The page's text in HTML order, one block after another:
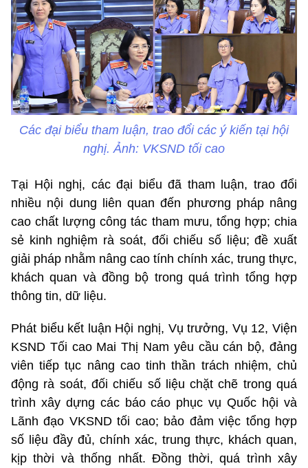
Các đại biểu tham luận, trao đổi các ý kiến tại hội
nghị. Ảnh: VKSND tối cao
Tại Hội nghị, các đại biểu đã tham luận, trao đổi
nhiều nội dung liên quan đến phương pháp nâng
cao chất lượng công tác tham mưu, tổng hợp; chia
sẻ kinh nghiệm rà soát, đối chiếu số liệu; đề xuất
giải pháp nhằm nâng cao tính chính xác, trung thực,
khách quan và đồng bộ trong quá trình tổng hợp
thông tin, dữ liệu.
Phát biểu kết luận Hội nghị, Vụ trưởng, Vụ 12, Viện
KSND Tối cao Mai Thị Nam yêu cầu cán bộ, đảng
viên tiếp tục nâng cao tinh thần trách nhiệm, chủ
động rà soát, đối chiếu số liệu chặt chẽ trong quá
trình xây dựng các báo cáo phục vụ Quốc hội và
Lãnh đạo VKSND tối cao; bảo đảm việc tổng hợp
số liệu đầy đủ, chính xác, trung thực, khách quan,
kịp thời và thống nhất. Đồng thời, quá trình xây